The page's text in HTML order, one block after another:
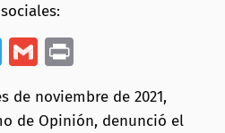
Telegram
GmailPrint
de noviembre de 2021,
de Opinión, denunció el